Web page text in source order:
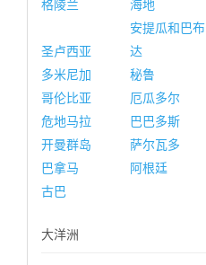
格陵兰
海地
圣卢西亚
安提瓜和巴布
达
多米尼加
秘鲁
哥伦比亚
厄瓜多尔
危地马拉
巴巴多斯
开曼群岛
萨尔瓦多
巴拿马
阿根廷
古巴
大洋洲